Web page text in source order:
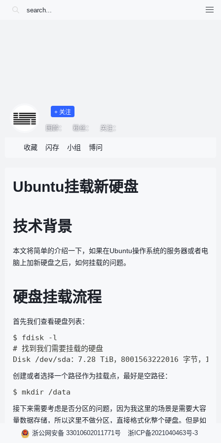
收藏 闪存 小组 博问
+ 关注
园龄： 粉丝： 关注：
Ubuntu挂载新硬盘
技术背景
本文将简单的介绍一下，如果在Ubuntu操作系统的服务器或者电
脑上加新硬盘之后，如何挂载的问题。
硬盘挂载流程
首先我们查看硬盘列表：
$ fdisk -l
# 找到我们需要挂载的硬盘
创建或者选择一个路径作为挂载点，最好是空路径：
接下来需要考虑是否分区的问题，因为我这里的场景是需要大容
量数据存储，所以这里不做分区， 直接格式化整个硬盘。但是如
果需要分区，那流程就应该是先分区，再做格式化（需要注意一
浙公网安备 33010602011771号 浙ICP备2021040463号-3